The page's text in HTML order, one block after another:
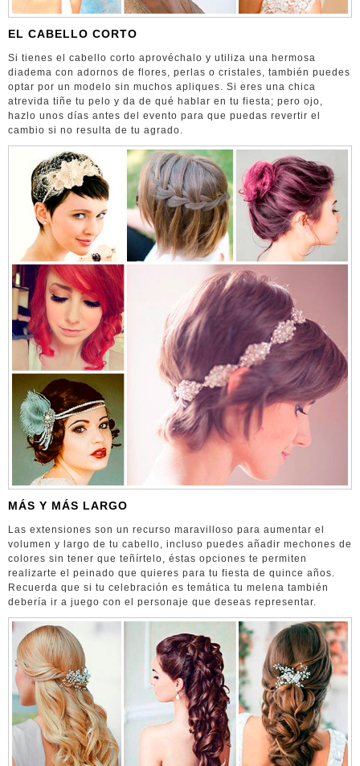
EL CABELLO CORTO
Si tienes el cabello corto aprovéchalo y utiliza una hermosa
diadema con adornos de flores, perlas o cristales, también puedes
optar por un modelo sin muchos apliques. Si eres una chica
atrevida tiñe tu pelo y da de qué hablar en tu fiesta; pero ojo,
hazlo unos días antes del evento para que puedas revertir el
cambio si no resulta de tu agrado.
MÁS Y MÁS LARGO
Las extensiones son un recurso maravilloso para aumentar el
volumen y largo de tu cabello, incluso puedes añadir mechones de
colores sin tener que teñírtelo, éstas opciones te permiten
realizarte el peinado que quieres para tu fiesta de quince años.
Recuerda que si tu celebración es temática tu melena también
debería ir a juego con el personaje que deseas representar.